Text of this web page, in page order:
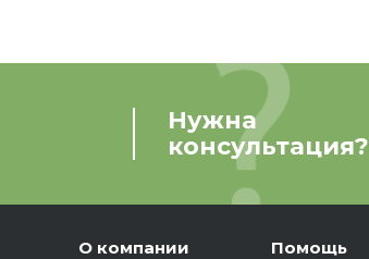
Нужна
консультация?
О компании Помощь